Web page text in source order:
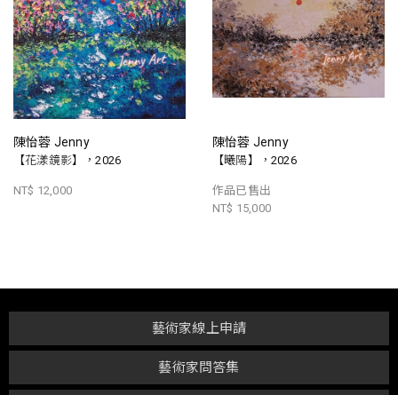
陳怡蓉 Jenny
【花漾鏡影】，2026
NT$ 12,000
陳怡蓉 Jenny
【曦陽】，2026
作品已售出
NT$ 15,000
藝術家問答集
藝術家線上申請